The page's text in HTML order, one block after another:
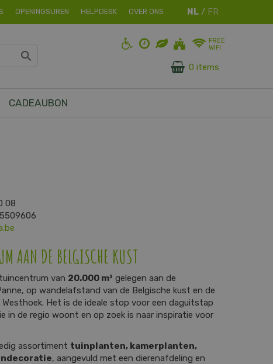
OPENINGSUREN HELPDESK OVER ONS
FREE
WIFI
0 items
CADEAUBON
08
AAN DE BELGISCHE KUST
van 20.000 m² gelegen aan de
op wandelafstand van de Belgische kust en de
Het is de ideale stop voor een daguitstap
in de regio woont en op zoek is naar inspiratie voor
assortiment tuinplanten, kamerplanten,
, aangevuld met een dierenafdeling en